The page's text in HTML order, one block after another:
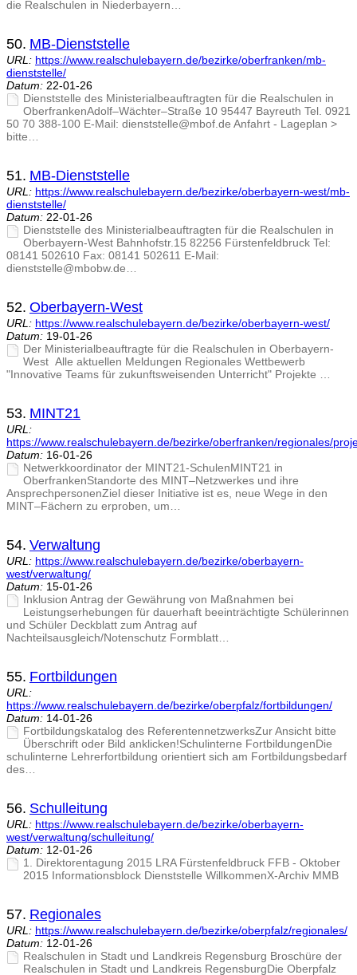
die Realschulen in Niederbayern…
50. MB-Dienststelle
URL: https://www.realschulebayern.de/bezirke/oberfranken/mb-
dienststelle/
Datum: 22-01-26
Dienststelle des Ministerialbeauftragten für die Realschulen in
OberfrankenAdolf–Wächter–Straße 10 95447 Bayreuth Tel. 0921
50 70 388-100 E-Mail: dienststelle@mbof.de Anfahrt - Lageplan >
bitte…
51. MB-Dienststelle
URL: https://www.realschulebayern.de/bezirke/oberbayern-west/mb-
dienststelle/
Datum: 22-01-26
Dienststelle des Ministerialbeauftragten für die Realschulen in
Oberbayern-West Bahnhofstr.15 82256 Fürstenfeldbruck Tel:
08141 502610 Fax: 08141 502611 E-Mail:
dienststelle@mbobw.de…
52. Oberbayern-West
URL: https://www.realschulebayern.de/bezirke/oberbayern-west/
Datum: 19-01-26
Der Ministerialbeauftragte für die Realschulen in Oberbayern-
West Alle aktuellen Meldungen Regionales Wettbewerb
"Innovative Teams für zukunftsweisenden Unterricht" Projekte …
53. MINT21
URL:
https://www.realschulebayern.de/bezirke/oberfranken/regionales/
Datum: 16-01-26
Netwerkkoordinator der MINT21-SchulenMINT21 in
OberfrankenStandorte des MINT–Netzwerkes und ihre
AnsprechpersonenZiel dieser Initiative ist es, neue Wege in den
MINT–Fächern zu erproben, um…
54. Verwaltung
URL: https://www.realschulebayern.de/bezirke/oberbayern-
west/verwaltung/
Datum: 15-01-26
Inklusion Antrag der Gewährung von Maßnahmen bei
Leistungserhebungen für dauerhaft beeinträchtigte Schülerinnen
und Schüler Deckblatt zum Antrag auf
Nachteilsausgleich/Notenschutz Formblatt…
55. Fortbildungen
URL:
https://www.realschulebayern.de/bezirke/oberpfalz/fortbildungen/
Datum: 14-01-26
Fortbildungskatalog des ReferentennetzwerksZur Ansicht bitte
Überschrift oder Bild anklicken!Schulinterne FortbildungenDie
schulinterne Lehrerfortbildung orientiert sich am Fortbildungsbedarf
des…
56. Schulleitung
URL: https://www.realschulebayern.de/bezirke/oberbayern-
west/verwaltung/schulleitung/
Datum: 12-01-26
1. Direktorentagung 2015 LRA Fürstenfeldbruck FFB - Oktober
2015 Informationsblock Dienststelle WillkommenX-Archiv MMB
57. Regionales
URL: https://www.realschulebayern.de/bezirke/oberpfalz/regionales/
Datum: 12-01-26
Realschulen in Stadt und Landkreis Regensburg Broschüre der
Realschulen in Stadt und Landkreis RegensburgDie Oberpfalz